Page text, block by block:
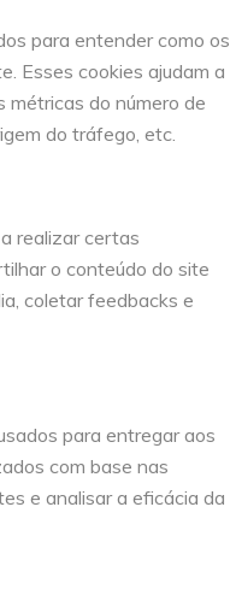
para entender como os
Esses cookies ajudam a
métricas do número de
do tráfego, etc.
realizar certas
o conteúdo do site
coletar feedbacks e
para entregar aos
com base nas
e analisar a eficácia da